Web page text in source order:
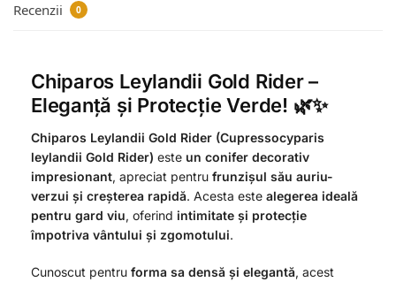
Recenzii 0
Chiparos Leylandii Gold Rider –
Eleganță și Protecție Verde! 🌿✨
Chiparos Leylandii Gold Rider (Cupressocyparis
leylandii Gold Rider) este un conifer decorativ
impresionant, apreciat pentru frunzișul său auriu-
verzui și creșterea rapidă. Acesta este alegerea ideală
pentru gard viu, oferind intimitate și protecție
împotriva vântului și zgomotului.
Cunoscut pentru forma sa densă și elegantă, acest